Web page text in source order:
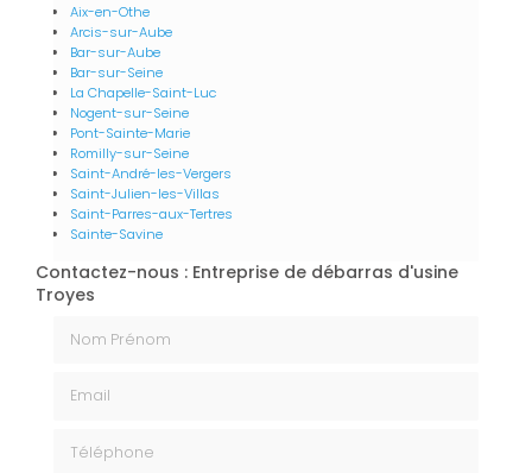
Aix-en-Othe
Arcis-sur-Aube
Bar-sur-Aube
Bar-sur-Seine
La Chapelle-Saint-Luc
Nogent-sur-Seine
Pont-Sainte-Marie
Romilly-sur-Seine
Saint-André-les-Vergers
Saint-Julien-les-Villas
Saint-Parres-aux-Tertres
Sainte-Savine
Contactez-nous : Entreprise de débarras d'usine
Troyes